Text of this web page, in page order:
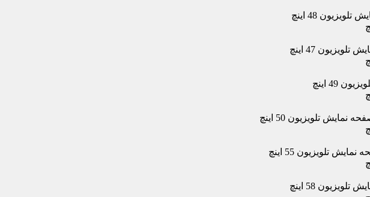
48 اینچ
47 اینچ
49 اینچ
تلویزیون 50 اینچ
تلویزیون 55 اینچ
58 اینچ